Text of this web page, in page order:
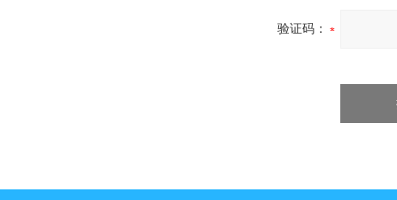
验证码：